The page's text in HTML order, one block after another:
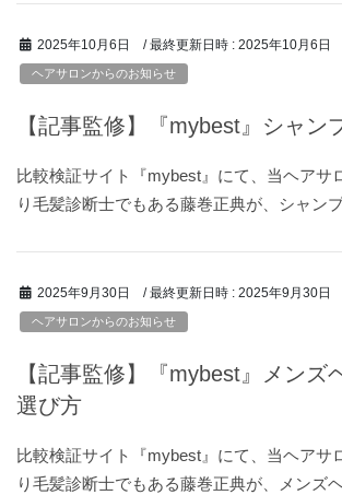
2025年10月6日 / 最終更新日時 : 2025年10月6日
ヘアサロンからのお知らせ
【記事監修】『mybest』シャン
比較検証サイト『mybest』にて、当ヘアサ
り毛髪診断士でもある藤巻正典が、シャン
2025年9月30日 / 最終更新日時 : 2025年9月30日
ヘアサロンからのお知らせ
【記事監修】『mybest』メンズ
選び方
比較検証サイト『mybest』にて、当ヘアサ
り毛髪診断士でもある藤巻正典が、メンズ